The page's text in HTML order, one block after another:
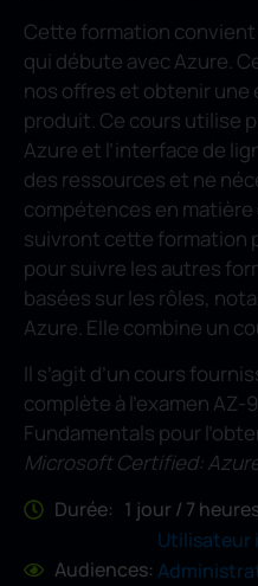
Cette formation
qui débute avec Azure.
nos offres et obtenir une
produit. Ce cours utilise
Azure et l’interface de
des ressources et ne
compétences en
suivront cette formation
pour suivre les autres
basées sur les rôles,
Azure. Elle combine un
Il s’agit d’un cours
complète à l’examen
Fundamentals pour
Microsoft Certified:
Durée: 1 jour / 7
Audiences:
Utilisateur